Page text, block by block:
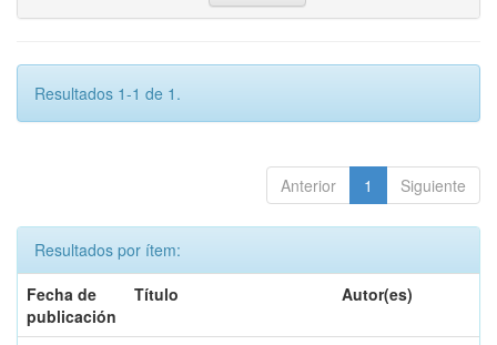
Resultados 1-1 de 1.
Anterior 1 Siguiente
Resultados por ítem:
Fecha de
publicación
Título Autor(es)